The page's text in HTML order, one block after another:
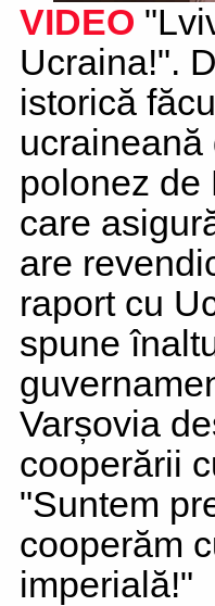
VIDEO
Ucraina!".
istorică
ucraineană
polonez de
care
are
raport cu
spune
Varșovia
cooperării
"Suntem
cooperăm
imperială!"